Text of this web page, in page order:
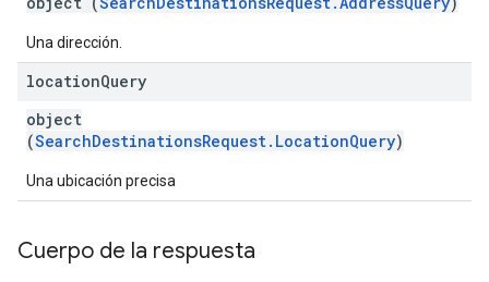
Una dirección.
locationQuery
object
(SearchDestinationsRequest.LocationQuery)
Una ubicación precisa
Cuerpo de la respuesta